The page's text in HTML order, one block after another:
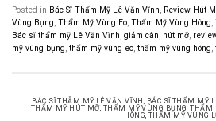
Posted in Bác Sĩ Thẩm Mỹ Lê Văn Vĩnh, Review Hút
Vùng Bụng, Thẩm Mỹ Vùng Eo, Thẩm Mỹ Vùng Hông,
Bác sĩ thẩm mỹ Lê Văn Vĩnh, giảm cân, hút mỡ,
mỹ vùng bụng, thẩm mỹ vùng eo, thẩm mỹ vùng hông,
BÁC SĨ THẪM MỸ LÊ VĂN VĨNH , BÁC SĨ THẨM MỸ
THẨM MỸ HÚT MỠ, THẨM MỸ VÙNG BỤNG,THẨM
HÔNG,THẨM MỸ VÙNG